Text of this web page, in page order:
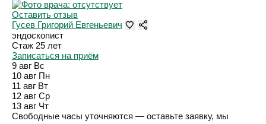
Оставить отзыв
Гусев Григорий Евгеньевич
эндоскопист
Стаж 25 лет
Записаться на приём
9 авг Вс
10 авг Пн
11 авг Вт
12 авг Ср
13 авг Чт
Свободные часы уточняются — оставьте заявку, мы